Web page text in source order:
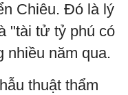
Chiêu. Đó là lý
"tài tử tỷ phú có
nhiều năm qua.
thuật thẩm